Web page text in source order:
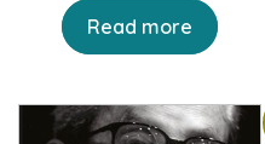
price
is:
Read more